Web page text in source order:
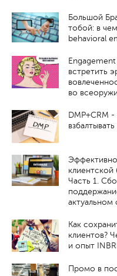
Большой
тобой: в
behavioral
встретить
во
DMP+CRM
взбалтывать
клиентской
Часть 1.
актуальном
Как
клиентов?
и опыт
Промо в